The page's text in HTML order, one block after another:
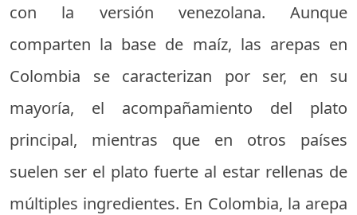
con la versión venezolana. Aunque
comparten la base de maíz, las arepas en
Colombia se caracterizan por ser, en su
mayoría, el acompañamiento del plato
principal, mientras que en otros países
suelen ser el plato fuerte al estar rellenas de
múltiples ingredientes. En Colombia, la arepa